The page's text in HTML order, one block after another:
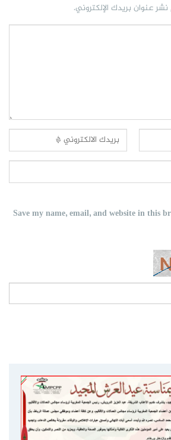
عنوان بريدك الإلكتروني.
Save my name, email, and website in this